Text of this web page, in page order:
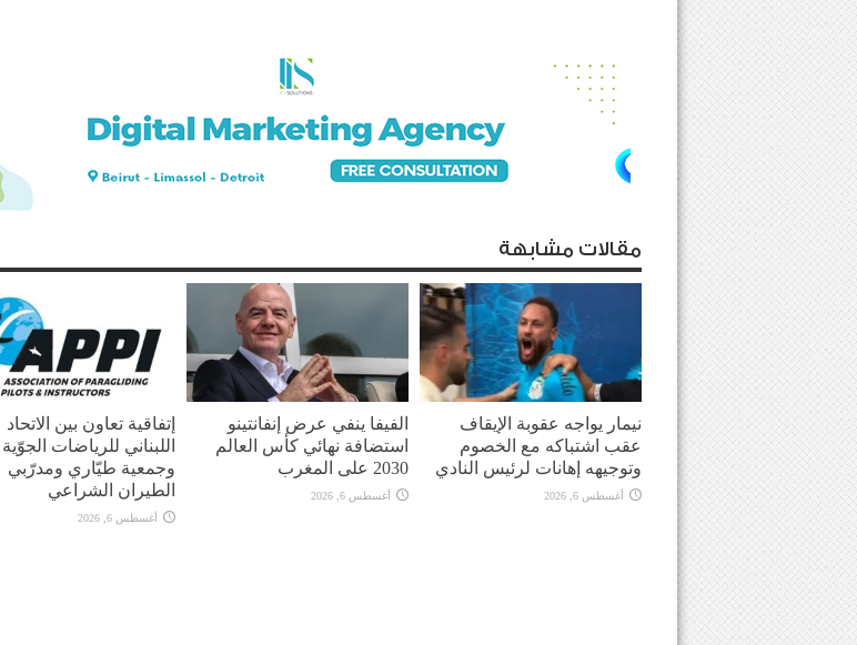
مقالات مشابهة
نيمار يواجه عقوبة الإيقاف
عقب اشتباكه مع الخصوم
وتوجيهه إهانات لرئيس النادي
أغسطس 6, 2026
الفيفا ينفي عرض إنفانتينو
استضافة نهائي كأس العالم
2030 على المغرب
أغسطس 6, 2026
إتفاقية تعاون بين الاتحاد
اللبناني للرياضات الجوّية
وجمعية طيّاري ومدرّبي
الطيران الشراعي
أغسطس 6, 2026